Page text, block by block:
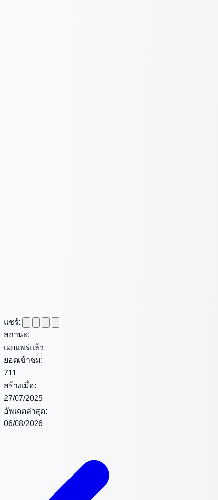
แชร์:
สถานะ:
เผยแพร่แล้ว
ยอดเข้าชม:
711
สร้างเมื่อ:
27/07/2025
อัพเดตล่าสุด:
06/08/2026